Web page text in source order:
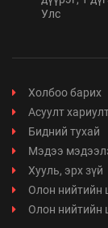
Улс
Холбоо барих
Асуулт
Бидний тухай
Мэдээ
Хууль, эрх зүй
Олон нийтийн
Олон нийтийн